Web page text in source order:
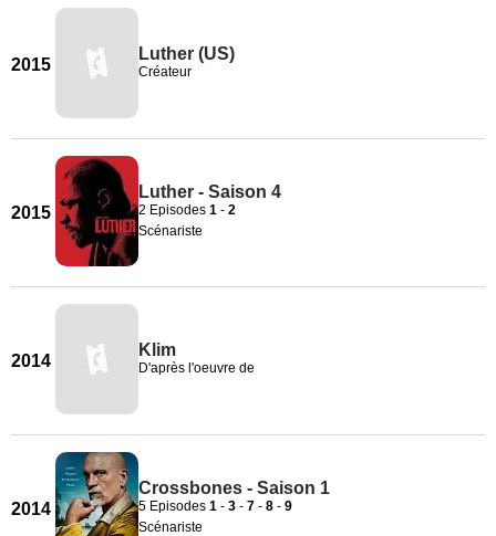
2015
Luther (US)
Créateur
2015
Luther - Saison 4
2 Episodes 1 - 2
Scénariste
2014
Klim
D'après l'oeuvre de
2014
Crossbones - Saison 1
5 Episodes 1 - 3 - 7 - 8 - 9
Scénariste